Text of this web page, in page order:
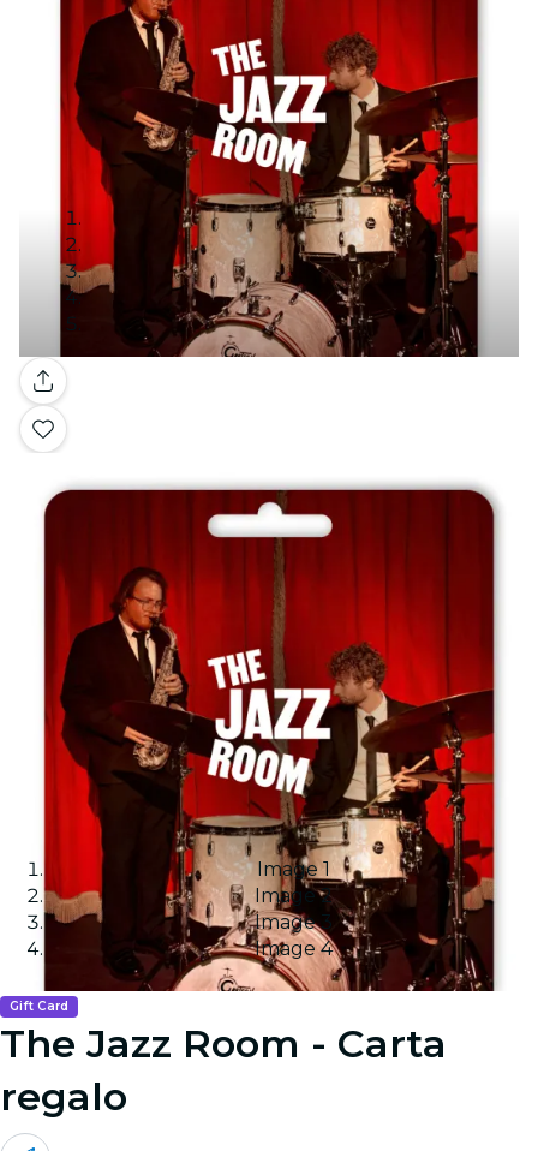
Galleria
Image 1
Image 2
Image 3
Image 4
Gift Card
The Jazz Room - Carta
regalo